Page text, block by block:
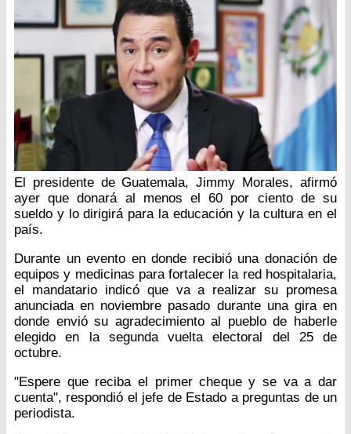
El presidente de Guatemala, Jimmy Morales, afirmó
ayer que donará al menos el 60 por ciento de su
sueldo y lo dirigirá para la educación y la cultura en el
país.
Durante un evento en donde recibió una donación de
equipos y medicinas para fortalecer la red hospitalaria,
el mandatario indicó que va a realizar su promesa
anunciada en noviembre pasado durante una gira en
donde envió su agradecimiento al pueblo de haberle
elegido en la segunda vuelta electoral del 25 de
octubre.
"Espere que reciba el primer cheque y se va a dar
cuenta", respondió el jefe de Estado a preguntas de un
periodista.